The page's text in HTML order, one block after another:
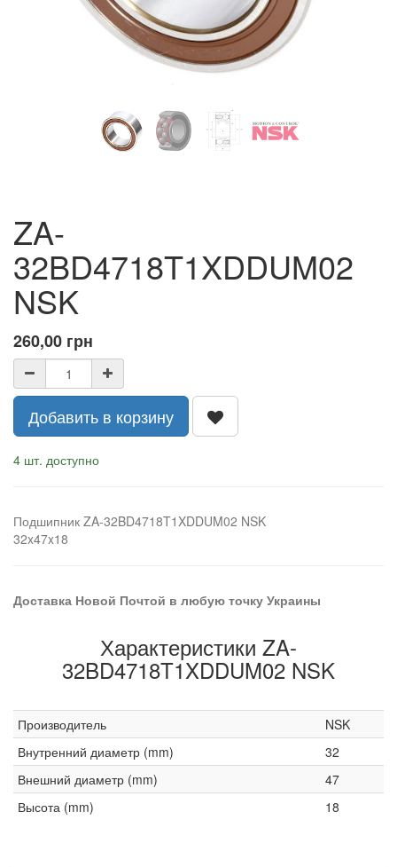
ZA-
32BD4718T1XDDUM02
NSK
260,00 грн
Добавить в корзину
4 шт. доступно
Подшипник ZA-32BD4718T1XDDUM02 NSK
32x47x18
Доставка Новой Почтой в любую точку Украины
Характеристики ZA-
32BD4718T1XDDUM02 NSK
Производитель
NSK
Внутренний диаметр (mm)
32
Внешний диаметр (mm)
47
Высота (mm)
18